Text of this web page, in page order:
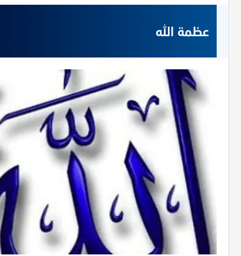
عظمة الله